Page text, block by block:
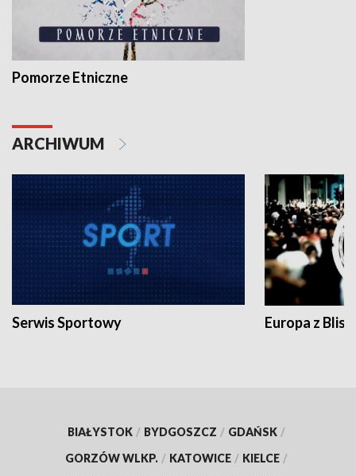
Pomorze Etniczne
ARCHIWUM
Serwis Sportowy Europa z
BIAŁYSTOK / BYDGOSZCZ / GDAŃSK /
GORZÓW WLKP. / KATOWICE / KIELCE /